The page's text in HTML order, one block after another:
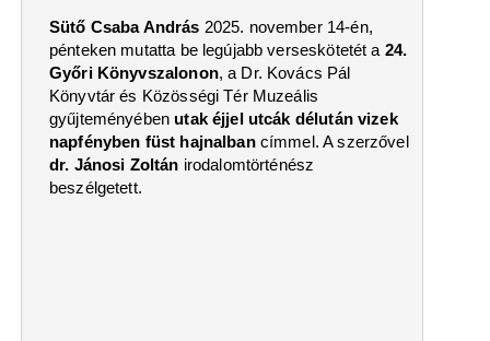
Sütő Csaba András 2025. november 14-én,
pénteken mutatta be legújabb verseskötetét a 24.
Győri Könyvszalonon, a Dr. Kovács Pál
Könyvtár és Közösségi Tér Muzeális
gyűjteményében utak éjjel utcák délután vizek
napfényben füst hajnalbancímmel. A szerzővel
dr. Jánosi Zoltán irodalomtörténész
beszélgetett.